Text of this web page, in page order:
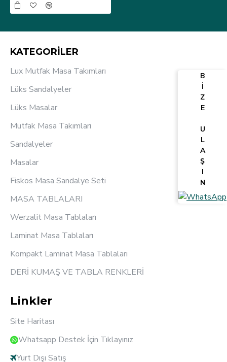
KATEGORİLER
Lux Mutfak Masa Takımları
Lüks Sandalyeler
Lüks Masalar
Mutfak Masa Takımları
Sandalyeler
Masalar
Fiskos Masa Sandalye Seti
MASA TABLALARI
Werzalit Masa Tablaları
Laminat Masa Tablaları
Kompakt Laminat Masa Tablaları
DERİ KUMAŞ VE TABLA RENKLERİ
Linkler
Site Haritası
Whatsapp Destek İçin Tıklayınız
Yurt Dışı Satış
B
İ
Z
E
U
L
A
Ş
I
N